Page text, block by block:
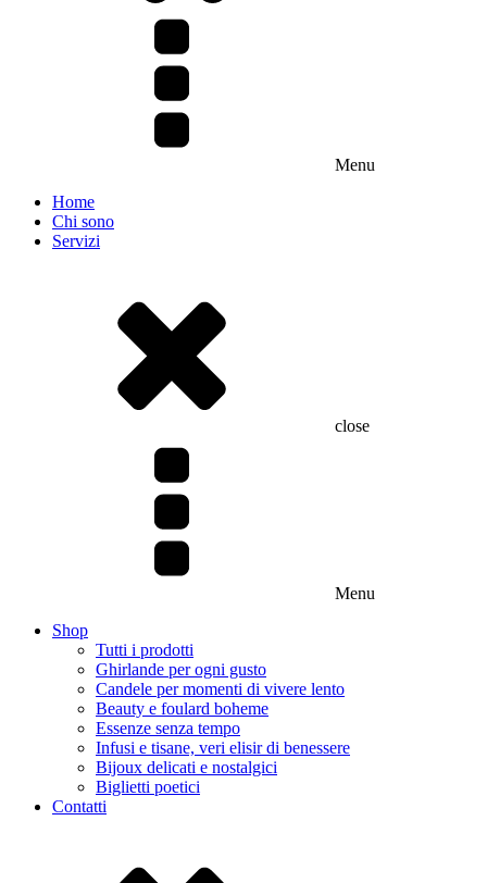
Menu
Home
Chi sono
Servizi
close
Menu
Shop
Tutti i prodotti
Ghirlande per ogni gusto
Candele per momenti di vivere lento
Beauty e foulard boheme
Essenze senza tempo
Infusi e tisane, veri elisir di benessere
Bijoux delicati e nostalgici
Biglietti poetici
Contatti